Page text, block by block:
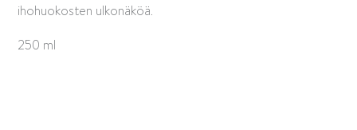
ihohuokosten ulkonäköä.
250 ml